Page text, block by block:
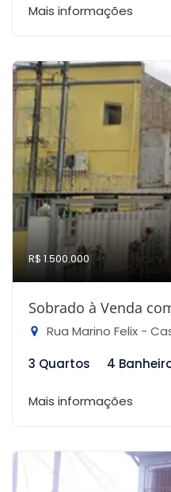
Mais informações
R$ 1.500.000
Sobrado à Venda
Rua Marino Felix -
3 Quartos
4
Mais informações